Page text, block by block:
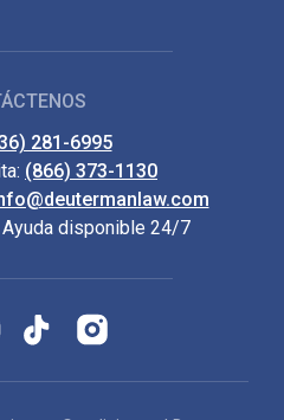
281-6995
(866) 373-1130
Ayuda disponible 24/7